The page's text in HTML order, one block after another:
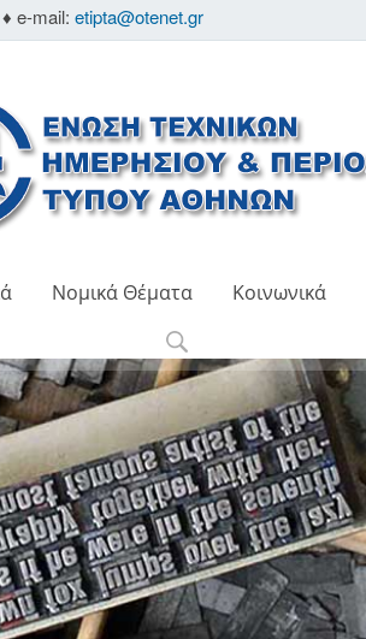
e-mail: etipta@otenet.gr
Νομικά Θέματα Κοινωνικά